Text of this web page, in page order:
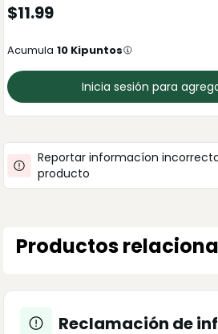
$11.99
Acumula 10 Kipuntos
Inicia sesión para
Reportar informacíon
producto
Productos
Reclamación de